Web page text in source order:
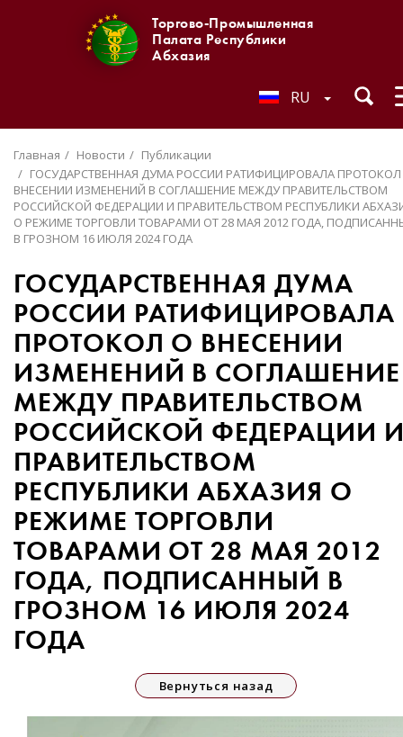
Торгово-Промышленная
Палата Республики
Абхазия
RU
Главная Новости
Публикации
ГОСУДАРСТВЕННАЯ ДУМА РОССИИ РАТИФИЦИРОВАЛА
ВНЕСЕНИИ ИЗМЕНЕНИЙ В СОГЛАШЕНИЕ МЕЖДУ ПРАВИТЕЛЬСТВОМ
РОССИЙСКОЙ ФЕДЕРАЦИИ И ПРАВИТЕЛЬСТВОМ РЕСПУБЛИКИ
О РЕЖИМЕ ТОРГОВЛИ ТОВАРАМИ ОТ 28 МАЯ 2012 ГОДА,
В ГРОЗНОМ 16 ИЮЛЯ 2024 ГОДА
ГОСУДАРСТВЕННАЯ ДУМА
РОССИИ РАТИФИЦИРОВАЛА
ПРОТОКОЛ О ВНЕСЕНИИ
ИЗМЕНЕНИЙ В СОГЛАШЕНИЕ
МЕЖДУ ПРАВИТЕЛЬСТВОМ
РОССИЙСКОЙ ФЕДЕРАЦИИ
ПРАВИТЕЛЬСТВОМ
РЕСПУБЛИКИ АБХАЗИЯ О
РЕЖИМЕ ТОРГОВЛИ
ТОВАРАМИ ОТ 28 МАЯ 2012
ГОДА, ПОДПИСАННЫЙ В
ГРОЗНОМ 16 ИЮЛЯ 2024
ГОДА
Вернуться назад